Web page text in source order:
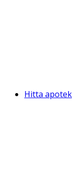
Hitta apotek